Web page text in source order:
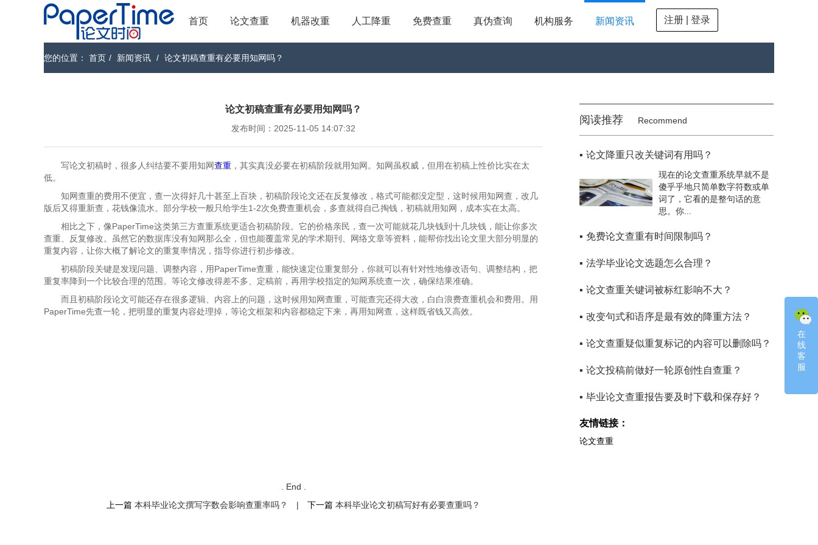
首页 论文查重 机器改重 人工降重 免费查重 真伪查询 机构服务 新闻资讯 注册 | 登录
在
线
客
服
您的位置： 首页 / 新闻资讯 / 论文初稿查重有必要用知网吗？
论文初稿查重有必要用知网吗？
发布时间：2025-11-05 14:07:32
写论文初稿时，很多人纠结要不要用知网查重 ，其实真没必要在初稿阶段就用知网。知网虽权威，但用在初稿上性价比实在太
低。
知网查重的费用不便宜，查一次得好几十甚至上百块，初稿阶段论文还在反复修改，格式可能都没定型，这时候用知网查，改几
版后又得重新查，花钱像流水。部分学校一般只给学生1-2次免费查重机会，多查就得自己掏钱，初稿就用知网，成本实在太高。
相比之下，像PaperTime这类第三方查重系统更适合初稿阶段。它的价格亲民，查一次可能就花几块钱到十几块钱，能让你多次
查重、反复修改。虽然它的数据库没有知网那么全，但也能覆盖常见的学术期刊、网络文章等资料，能帮你找出论文里大部分明显的
重复内容，让你大概了解论文的重复率情况，指导你进行初步修改。
初稿阶段关键是发现问题、调整内容，用PaperTime查重，能快速定位重复部分，你就可以有针对性地修改语句、调整结构，把
重复率降到一个比较合理的范围。等论文修改得差不多、定稿前，再用学校指定的知网系统查一次，确保结果准确。
而且初稿阶段论文可能还存在很多逻辑、内容上的问题，这时候用知网查重，可能查完还得大改，白白浪费查重机会和费用。用
PaperTime先查一轮，把明显的重复内容处理掉，等论文框架和内容都稳定下来，再用知网查，这样既省钱又高效。
. End .
上一篇 本科毕业论文撰写字数会影响查重率吗？ | 下一篇 本科毕业论文初稿写好有必要查重吗？
阅读推荐 Recommend
▪ 论文降重只改关键词有用吗？
现在的论文查重系统早就不是
傻乎乎地只简单数字符数或单
词了，它看的是整句话的意
思。你...
▪ 免费论文查重有时间限制吗？
▪ 法学毕业论文选题怎么合理？
▪ 论文查重关键词被标红影响不大？
▪ 改变句式和语序是最有效的降重方法？
▪ 论文查重疑似重复标记的内容可以删除吗？
▪ 论文投稿前做好一轮原创性自查重？
▪ 毕业论文查重报告要及时下载和保存好？
友情链接：
论文查重
在
线
客
服